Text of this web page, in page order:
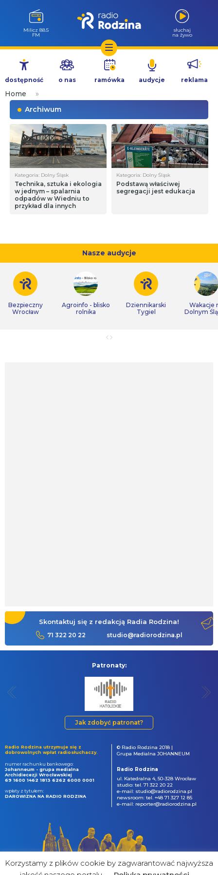
Przejdź
treści
Milicz 88.5
FM
słuchaj
na żywo
dostępność o nas ramówka audycje reklama
Home
»
Archiwum
Kategoria: Dolny Śląsk
Technika, sztuka i ekologia
w jednym – spalarnia
odpadów w Wiedniu to
przykład dla innych
Kategoria: Dolny Śląsk
Podstawą właściwej
segregacji jest edukacja
Nasze audycje
Bezpieczny
Wrocław
Agroinfo - blisko
rolnika
Dziennikarski
Tygiel
Wakacje
Dolnym
Skontaktuj się z redakcją Radia Rodzina!
71 322 20 22 studio@radiorodzina.pl
Patronaty:
Jak zdobyć patronat?
Radio Rodzina utrzymuje się z
dobrowolnych wpłat radiosłuchaczy.
numer rachunku bankowego:
Johanneum - grupa medialna
Archidiecezji Wrocławskiej
69 1600 1462 1813 6262 6000 0001
wpłaty z tytułem:
DAROWIZNA NA RADIO RODZINA
© Radio Rodzina 2018 |
Grupa Medialna JOHANNEUM
Radio Rodzina
ul. Katedralna 4, 50-328 Wrocław
studio: tel. 71 322 20 22
e-mail: studio@radiorodzina.pl
newsroom: tel. +48 71 327 12 85
e-mail: reporter@radiorodzina.pl
Korzystamy z plików cookie by zagwarantować najwyższa